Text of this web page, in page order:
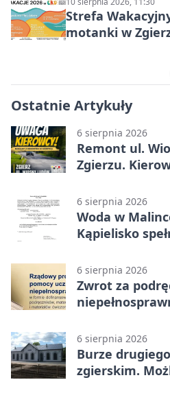
Strefa
motanki w
Ostatnie Artykuły
6 sierpnia 2026
Remont ul.
Zgierzu.
6 sierpnia 2026
Woda w
Kąpielisko
6 sierpnia 2026
Zwrot za
6 sierpnia 2026
Burze
zgierskim.